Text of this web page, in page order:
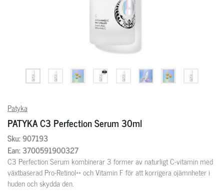
Patyka
PATYKA C3 Perfection Serum 30ml
Sku: 907193
Ean: 3700591900327
C3 Perfection Serum kombinerar 3 former av naturligt C-vitamin med
växtbaserad Pro-Retinol** och Vitamin F för att korrigera ojämnheter i
huden och skydda den.